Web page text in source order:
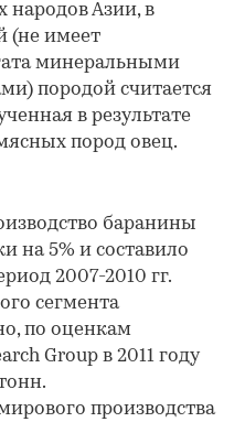
народов Азии, в
(не имеет
минеральными
породой считается
в результате
пород овец.
баранины
на 5% и составило
2007-2010 гг.
сегмента
по оценкам
Group в 2011 году
производства